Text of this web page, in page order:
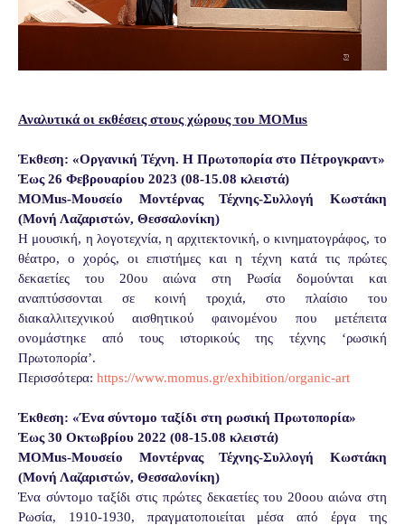
Αναλυτικά οι εκθέσεις στους χώρους του MOMus
Έκθεση: «Οργανική Τέχνη. H Πρωτοπορία στο Πέτρογκραντ»
Έως 26 Φεβρουαρίου 2023 (08-15.08 κλειστά)
MOMus-Μουσείο Μοντέρνας Τέχνης-Συλλογή Κωστάκη
(Μονή Λαζαριστών, Θεσσαλονίκη)
Η μουσική, η λογοτεχνία, η αρχιτεκτονική, ο κινηματογράφος, το
θέατρο, ο χορός, οι επιστήμες και η τέχνη κατά τις πρώτες
δεκαετίες του 20ου αιώνα στη Ρωσία δομούνται και
αναπτύσσονται σε κοινή τροχιά, στο πλαίσιο του
διακαλλιτεχνικού αισθητικού φαινομένου που μετέπειτα
ονομάστηκε από τους ιστορικούς της τέχνης ‘ρωσική
Πρωτοπορία’.
Περισσότερα: https://www.momus.gr/exhibition/organic-art
Έκθεση: «Ένα σύντομο ταξίδι στη ρωσική Πρωτοπορία»
Έως 30 Οκτωβρίου 2022 (08-15.08 κλειστά)
MOMus-Μουσείο Μοντέρνας Τέχνης-Συλλογή Κωστάκη
(Μονή Λαζαριστών, Θεσσαλονίκη)
Ένα σύντομο ταξίδι στις πρώτες δεκαετίες του 20οου αιώνα στη
Ρωσία, 1910-1930, πραγματοποιείται μέσα από έργα της